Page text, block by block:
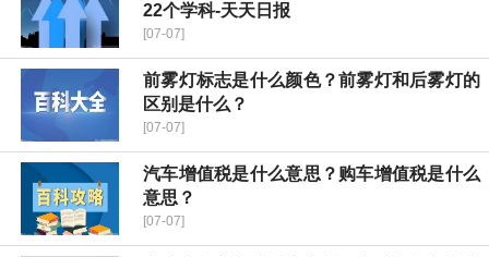
22个学科-天天日报
[07-07]
前雾灯标志是什么颜色？前雾灯和后雾灯的
区别是什么？
[07-07]
汽车增值税是什么意思？购车增值税是什么
意思？
[07-07]